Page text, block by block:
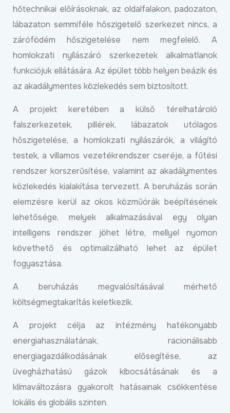
hőtechnikai előírásoknak, az oldalfalakon, padozaton,
lábazaton semmiféle hőszigetelő szerkezet nincs, a
zárófödém hőszigetelése nem megfelelő. A
homlokzati nyílászáró szerkezetek alkalmatlanok
funkciójuk ellátására. Az épület több helyen beázik és
az akadálymentes közlekedés sem biztosított.
A projekt keretében a külső térelhatároló
falszerkezetek, pillérek, lábazatok utólagos
hőszigetelése, a homlokzati nyílászárók, a világító
testek, a villamos vezetékrendszer cseréje, a fűtési
rendszer korszerűsítése, valamint az akadálymentes
közlekedés kialakítása tervezett. A beruházás során
elemzésre kerül az okos közműórák beépítésének
lehetősége, melyek alkalmazásával egy olyan
intelligens rendszer jöhet létre, mellyel nyomon
követhető és optimalizálható lehet az épület
fogyasztása.
A beruházás megvalósításával mérhető
költségmegtakarítás keletkezik.
A projekt célja az intézmény hatékonyabb
energiahasználatának, racionálisabb
energiagazdálkodásának elősegítése, az
üvegházhatású gázok kibocsátásának és a
klímaváltozásra gyakorolt hatásainak csökkentése
lokális és globális szinten.